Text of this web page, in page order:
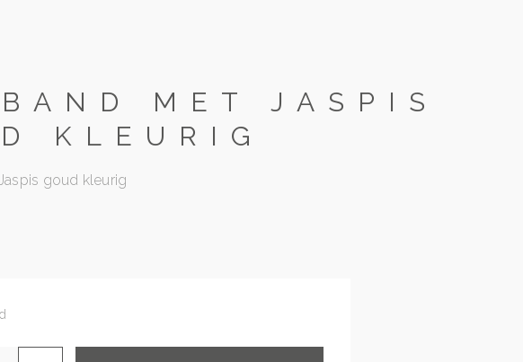
MET JASPIS
KLEURIG
goud kleurig